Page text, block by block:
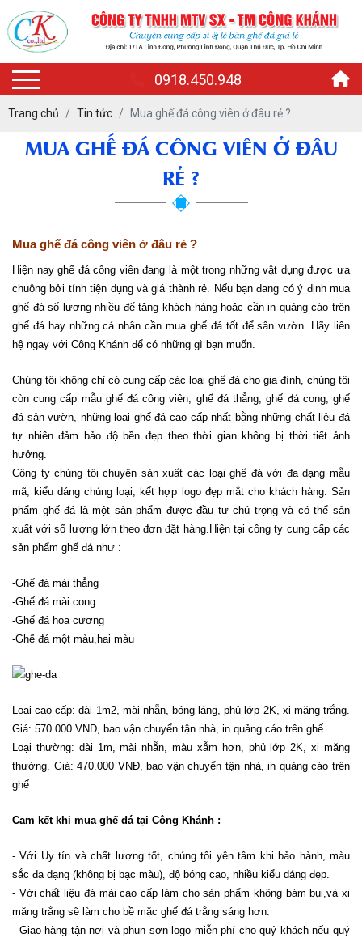
0918.450.948
Trang chủ Tin tức Mua ghế đá công viên ở đâu rẻ ?
MUA GHẾ ĐÁ CÔNG VIÊN Ở ĐÂU
RẺ ?
Mua ghế đá công viên ở đâu rẻ ?
Hiện nay ghế đá công viên đang là một trong những vật dụng được ưa
chuộng bởi tính tiện dụng và giá thành rẻ. Nếu bạn đang có ý định mua
ghế đá số lượng nhiều để tặng khách hàng hoặc cần in quảng cáo trên
ghế đá hay những cá nhân cần mua ghế đá tốt để sân vườn. Hãy liên
hệ ngay với Công Khánh để có những gì bạn muốn.
Chúng tôi không chỉ có cung cấp các loại ghế đá cho gia đình, chúng tôi
còn cung cấp mẫu ghế đá công viên, ghế đá thẳng, ghế đá cong, ghế
đá sân vườn, những loại ghế đá cao cấp nhất bằng những chất liệu đá
tự nhiên đảm bảo độ bền đẹp theo thời gian không bị thời tiết ảnh
hưởng.
Công ty chúng tôi chuyên sản xuất các loại ghế đá với đa dạng mẫu
mã, kiểu dáng chúng loại, kết hợp logo đẹp mắt cho khách hàng. Sản
phẩm ghế đá là một sản phẩm được đầu tư chú trọng và có thể sản
xuất với số lượng lớn theo đơn đặt hàng.Hiện tại công ty cung cấp các
sản phẩm ghế đá như :
-Ghế đá mài thẳng
-Ghế đá mài cong
-Ghế đá hoa cương
-Ghế đá một màu,hai màu
Loại cao cấp: dài 1m2, mài nhẵn, bóng láng, phủ lớp 2K, xi măng trắng.
Giá: 570.000 VNĐ, bao vận chuyển tận nhà, in quảng cáo trên ghế.
Loại thường: dài 1m, mài nhẵn, màu xẫm hơn, phủ lớp 2K, xi măng
thường. Giá: 470.000 VNĐ, bao vận chuyển tận nhà, in quảng cáo trên
ghế
Cam kết khi mua ghế đá tại Công Khánh :
- Với Uy tín và chất lượng tốt, chúng tôi yên tâm khi bảo hành, màu
sắc đa dạng (không bị bạc màu), độ bóng cao, nhiều kiểu dáng đẹp.
- Với chất liệu đá mài cao cấp làm cho sản phẩm không bám bụi,và xi
măng trắng sẽ làm cho bề mặc ghế đá trắng sáng hơn.
- Giao hàng tận nơi và phun sơn logo miễn phí cho quý khách nếu quý